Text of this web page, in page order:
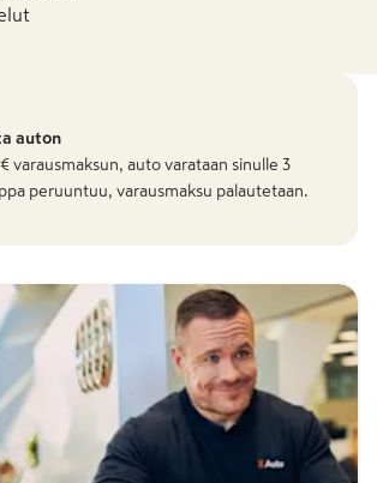
auton
€ varausmaksun, auto varataan sinulle 3
peruuntuu, varausmaksu palautetaan.